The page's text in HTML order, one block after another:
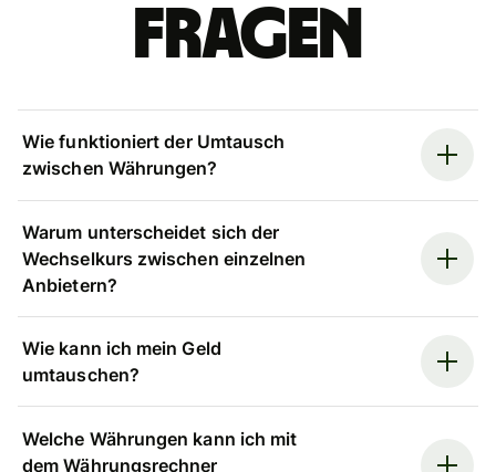
Fragen
Wie funktioniert der Umtausch
zwischen Währungen?
Warum unterscheidet sich der
Wechselkurs zwischen einzelnen
Anbietern?
Wie kann ich mein Geld
umtauschen?
Welche Währungen kann ich mit
dem Währungsrechner